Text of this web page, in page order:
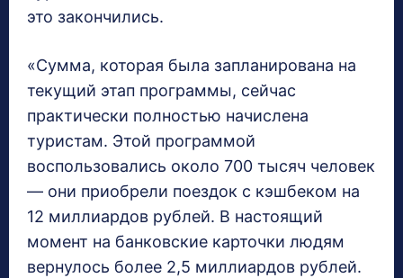
это закончились.
«Сумма, которая была запланирована на
текущий этап программы, сейчас
практически полностью начислена
туристам. Этой программой
воспользовались около 700 тысяч человек
— они приобрели поездок с кэшбеком на
12 миллиардов рублей. В настоящий
момент на банковские карточки людям
вернулось более 2,5 миллиардов рублей.